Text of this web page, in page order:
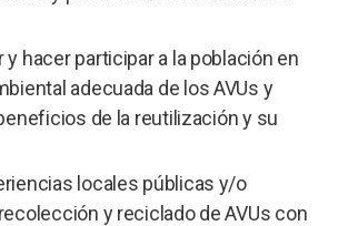
y hacer participar a la población en
adecuada de los AVUs y
de la reutilización y su
locales públicas y/o
y reciclado de AVUs con